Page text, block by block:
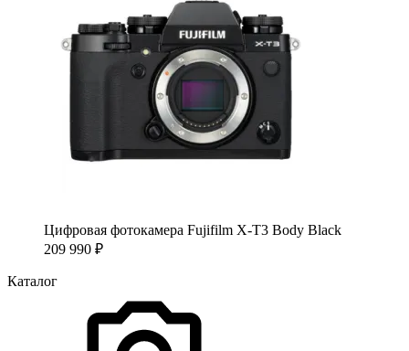
Цифровая фотокамера Fujifilm X-T3 Body Black
209 990 ₽
Каталог